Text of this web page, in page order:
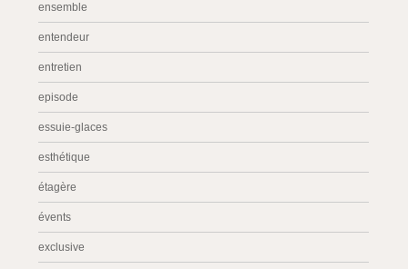
ensemble
entendeur
entretien
episode
essuie-glaces
esthétique
étagère
évents
exclusive